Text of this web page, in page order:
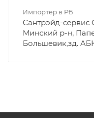
Импортер в РБ
Сантрэйд-
Минский р-н,
Большевик,зд.